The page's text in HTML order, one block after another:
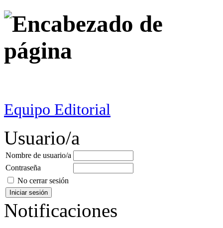
Equipo Editorial
Usuario/a
Nombre de usuario/a
Contraseña
No cerrar sesión
Notificaciones